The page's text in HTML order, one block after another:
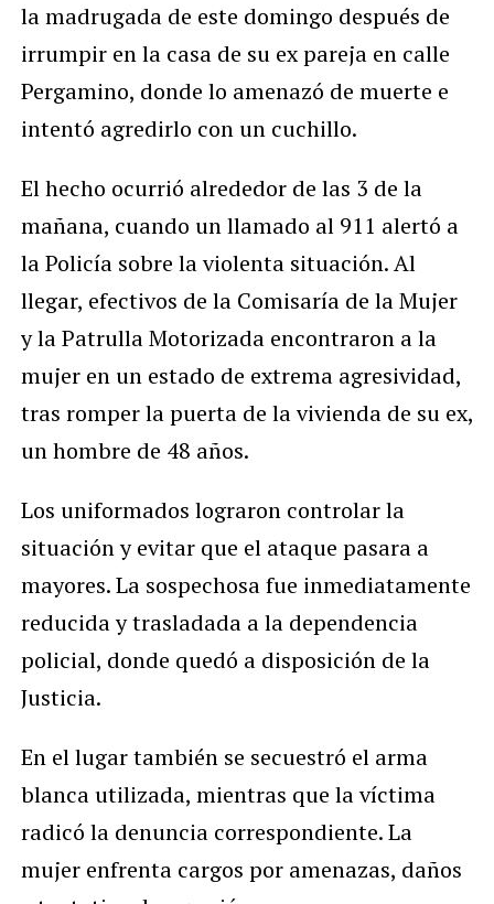
la madrugada de este domingo después de
irrumpir en la casa de su ex pareja en calle
Pergamino, donde lo amenazó de muerte e
intentó agredirlo con un cuchillo.
El hecho ocurrió alrededor de las 3 de la
mañana, cuando un llamado al 911 alertó a
la Policía sobre la violenta situación. Al
llegar, efectivos de la Comisaría de la Mujer
y la Patrulla Motorizada encontraron a la
mujer en un estado de extrema agresividad,
tras romper la puerta de la vivienda de su ex,
un hombre de 48 años.
Los uniformados lograron controlar la
situación y evitar que el ataque pasara a
mayores. La sospechosa fue inmediatamente
reducida y trasladada a la dependencia
policial, donde quedó a disposición de la
Justicia.
En el lugar también se secuestró el arma
blanca utilizada, mientras que la víctima
radicó la denuncia correspondiente. La
mujer enfrenta cargos por amenazas, daños